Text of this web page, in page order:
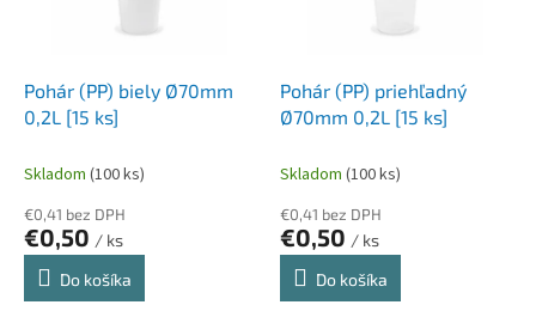
Pohár (PP) biely Ø70mm
0,2L [15 ks]
Skladom (100 ks)
€0,41 bez DPH
€0,50 / ks
Do košíka
Pohár (PP) priehľadný
Ø70mm 0,2L [15 ks]
Skladom (100 ks)
€0,41 bez DPH
€0,50 / ks
Do košíka